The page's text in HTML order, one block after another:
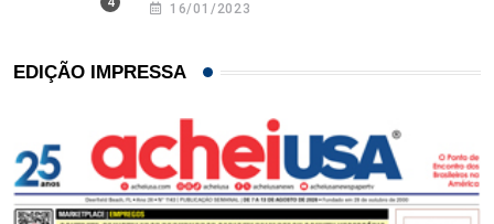
16/01/2023
EDIÇÃO IMPRESSA